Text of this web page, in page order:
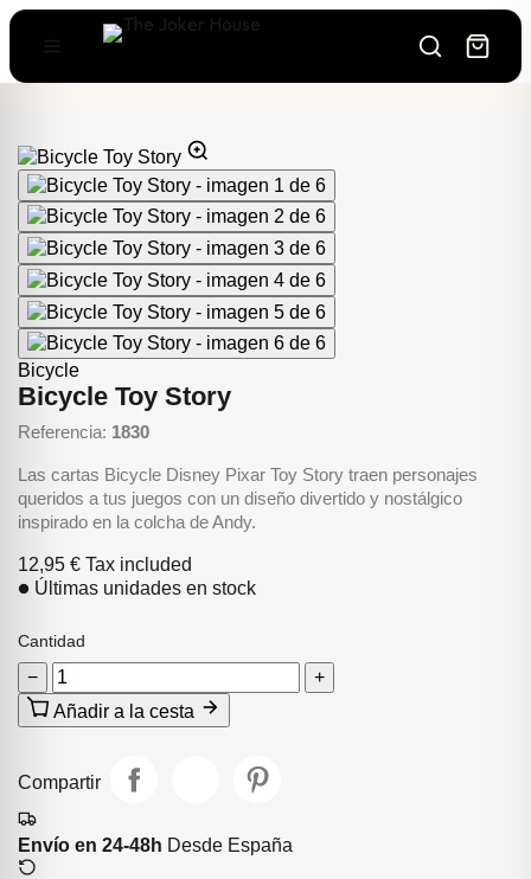
Bicycle
Bicycle Toy Story
Referencia: 1830
Las cartas Bicycle Disney Pixar Toy Story traen personajes
queridos a tus juegos con un diseño divertido y nostálgico
inspirado en la colcha de Andy.
12,95 € Tax included
Últimas unidades en stock
Cantidad
−
+
Añadir a la cesta
Compartir
Envío en 24-48h Desde España